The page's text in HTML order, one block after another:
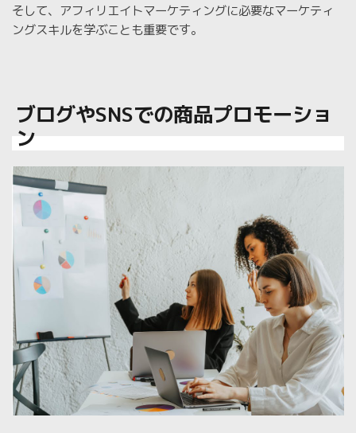
そして、アフィリエイトマーケティングに必要なマーケティ
ングスキルを学ぶことも重要です。
ブログやSNSでの商品プロモーショ
ン